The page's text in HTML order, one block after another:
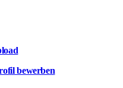
bewerben